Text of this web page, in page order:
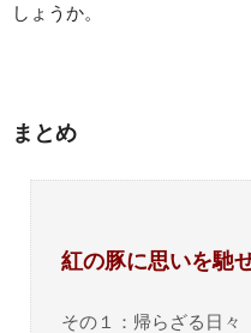
しょうか。
まとめ
紅の豚に思いを馳
その１：帰らざる日々